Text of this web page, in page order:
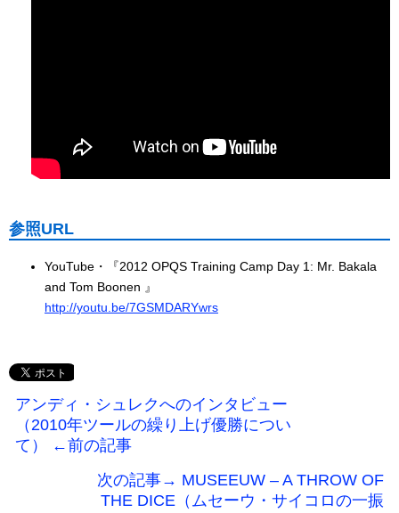
参照URL
YouTube・『2012 OPQS Training Camp Day 1: Mr. Bakala
and Tom Boonen 』
http://youtu.be/7GSMDARYwrs
アンディ・シュレクへのインタビュー
（2010年ツールの繰り上げ優勝につい
て） ←前の記事
次の記事→ MUSEEUW – A THROW OF
THE DICE（ムセーウ・サイコロの一振